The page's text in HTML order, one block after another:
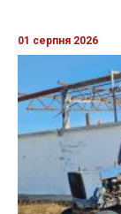
01 серпня 2026